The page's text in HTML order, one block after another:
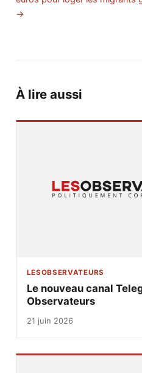
→
À lire aussi
LESOBSERVATEURS
Le nouveau canal
Observateurs
21 juin 2026